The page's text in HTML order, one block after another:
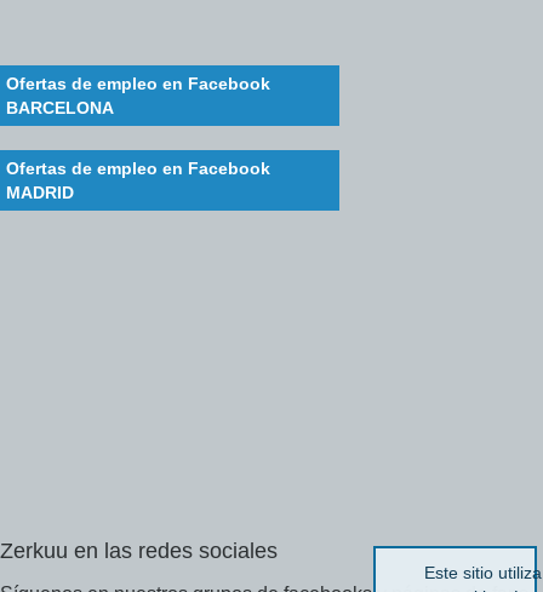
Ofertas de empleo en Facebook
BARCELONA
Ofertas de empleo en Facebook
MADRID
Zerkuu en las redes sociales
Este sitio utiliza